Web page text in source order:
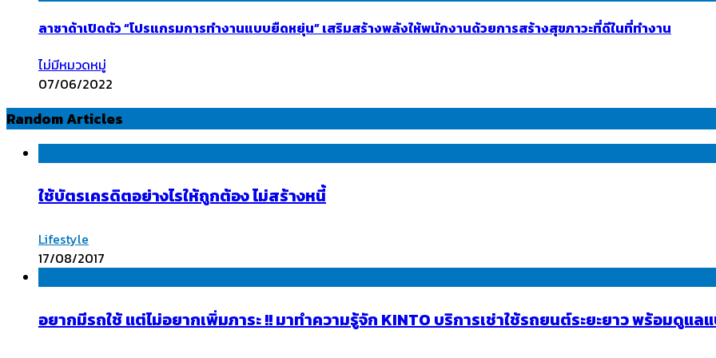
ลาซาด้าเปิดตัว “โปรแกรมการทำงานแบบยืดหยุ่น” เสริมสร้างพลังให้พนักงานด้วยการสร้างสุขภาวะที่ดีในที่ทำงาน
ไม่มีหมวดหมู่
07/06/2022
Random Articles
ใช้บัตรเครดิตอย่างไรให้ถูกต้อง ไม่สร้างหนี้
Lifestyle
17/08/2017
อยากมีรถใช้ แต่ไม่อยากเพิ่มภาระ !! มาทำความรู้จัก KINTO บริการเช่าใช้รถยนต์ระยะยาว พร้อมดูแล